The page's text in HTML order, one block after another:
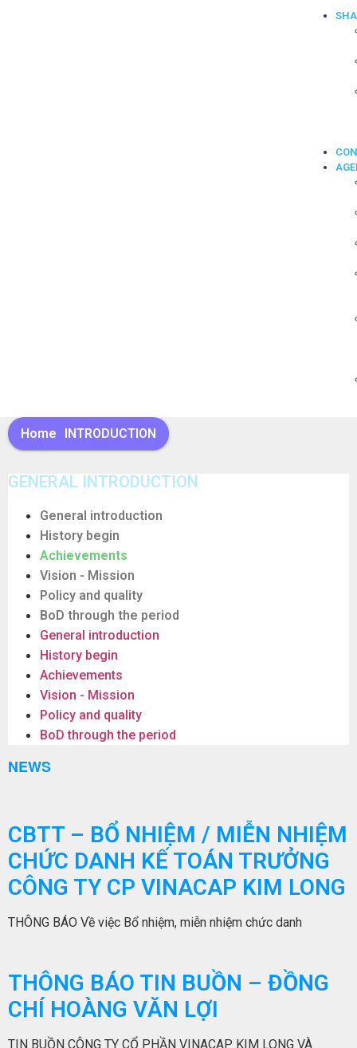
Home INTRODUCTION
GENERAL INTRODUCTION
General introduction
History begin
Achievements
Vision - Mission
Policy and quality
BoD through the period
General introduction
History begin
Achievements
Vision - Mission
Policy and quality
BoD through the period
NEWS
CBTT – BỔ NHIỆM / MIỄN NHIỆM
CHỨC DANH KẾ TOÁN TRƯỞNG
CÔNG TY CP VINACAP KIM LONG
THÔNG BÁO Về việc Bổ nhiệm, miễn nhiệm chức danh
THÔNG BÁO TIN BUỒN – ĐỒNG
CHÍ HOÀNG VĂN LỢI
TIN BUỒN CÔNG TY CỔ PHẦN VINACAP KIM LONG VÀ